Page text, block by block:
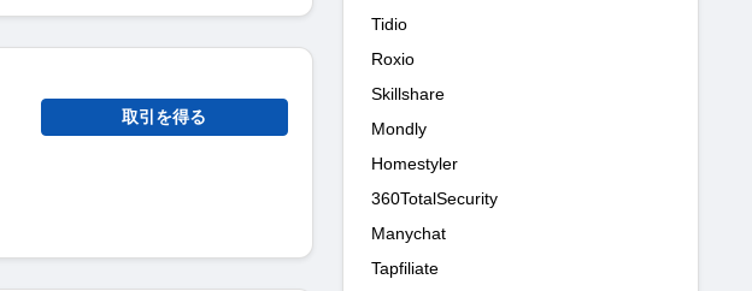
取引を得る
Tidio
Roxio
Skillshare
Mondly
Homestyler
360TotalSecurity
Manychat
Tapfiliate